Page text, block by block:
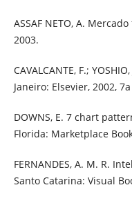
ASSAF NETO, A.
2003.
CAVALCANTE, F.;
Janeiro: Elsevier, 2002,
DOWNS, E. 7 chart
Florida: Marketplace
FERNANDES, A. M. R.
Santo Catarina: Visual